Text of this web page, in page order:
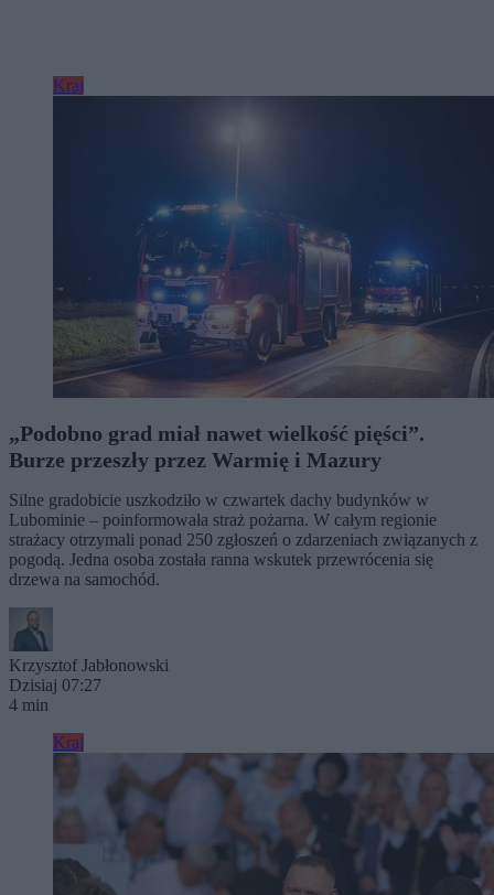
Kraj
„Podobno grad miał nawet wielkość pięści”.
Burze przeszły przez Warmię i Mazury
Silne gradobicie uszkodziło w czwartek dachy budynków w
Lubominie – poinformowała straż pożarna. W całym regionie
strażacy otrzymali ponad 250 zgłoszeń o zdarzeniach związanych z
pogodą. Jedna osoba została ranna wskutek przewrócenia się
drzewa na samochód.
Krzysztof Jabłonowski
Dzisiaj 07:27
4 min
Kraj